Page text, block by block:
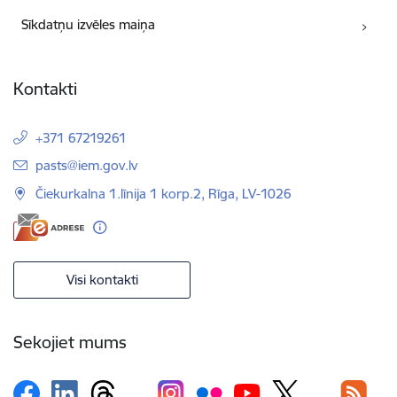
Sīkdatņu izvēles maiņa
Kontakti
+371 67219261
E-pasts:
pasts@iem.gov.lv
Čiekurkalna 1.līnija 1 korp.2, Rīga, LV-1026
Visi kontakti
Sekojiet mums